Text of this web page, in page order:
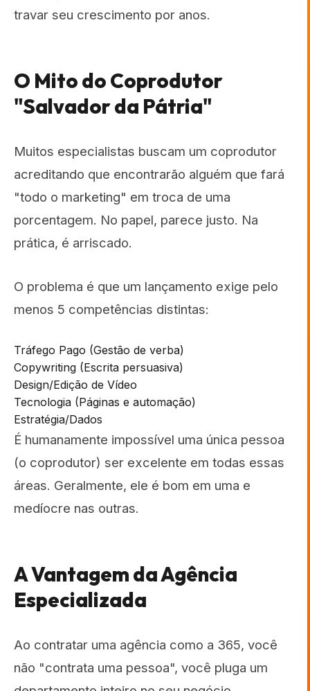
travar seu crescimento por anos.
O Mito do Coprodutor
"Salvador da Pátria"
Muitos especialistas buscam um coprodutor
acreditando que encontrarão alguém que fará
"todo o marketing" em troca de uma
porcentagem. No papel, parece justo. Na
prática, é arriscado.
O problema é que um lançamento exige pelo
menos 5 competências distintas:
Tráfego Pago (Gestão de verba)
Copywriting (Escrita persuasiva)
Design/Edição de Vídeo
Tecnologia (Páginas e automação)
Estratégia/Dados
É humanamente impossível uma única pessoa
(o coprodutor) ser excelente em todas essas
áreas. Geralmente, ele é bom em uma e
medíocre nas outras.
A Vantagem da Agência
Especializada
Ao contratar uma agência como a 365, você
não "contrata uma pessoa", você pluga um